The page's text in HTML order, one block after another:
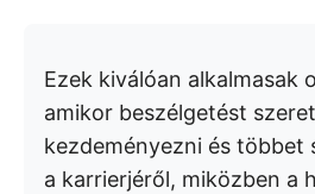
Ezek kiválóan alkalmasak
amikor beszélgetést
kezdeményezni és többet
a karrierjéről, miközben a